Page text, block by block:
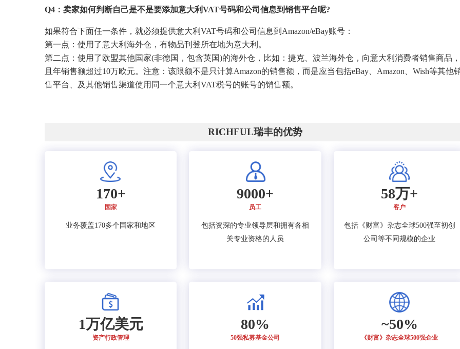
Q4：卖家如何判断自己是不是要添加意大利VAT号码和公司信息到销售平台呢?
如果符合下面任一条件，就必须提供意大利VAT号码和公司信息到Amazon/eBay账号：
第一点：使用了意大利海外仓，有物品刊登所在地为意大利。
第二点：使用了欧盟其他国家(非德国，包含英国)的海外仓，比如：捷克、波兰海外仓，向意大利消费者销售商品，
且年销售额超过10万欧元。注意：该限额不是只计算Amazon的销售额，而是应当包括eBay、Amazon、Wish等其他
售平台、及其他销售渠道使用同一个意大利VAT税号的账号的销售额。
RICHFUL瑞丰的优势
170+
国家
业务覆盖170多个国家和地区
9000+
员工
包括资深的专业领导层和拥有各相
关专业资格的人员
58万+
客户
包括《财富》杂志全球500强至初创
公司等不同规模的企业
1万亿美元
资产行政管理
80%
50强私募基金公司
~50%
《财富》杂志全球500强企业